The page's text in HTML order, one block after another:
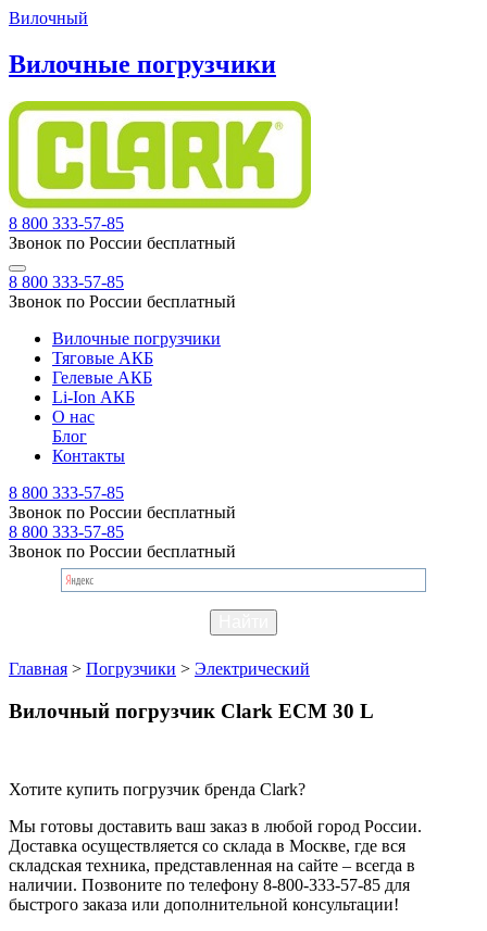
Вилочный
Вилочные погрузчики
8 800 333-57-85
Звонок по России бесплатный
8 800 333-57-85
Звонок по России бесплатный
Вилочные погрузчики
Тяговые АКБ
Гелевые АКБ
Li-Ion АКБ
О нас
Блог
Контакты
8 800 333-57-85
Звонок по России бесплатный
8 800 333-57-85
Звонок по России бесплатный
Главная > Погрузчики > Электрический
Вилочный погрузчик Clark ECM 30 L
Хотите купить погрузчик бренда Clark?
Мы готовы доставить ваш заказ в любой город России.
Доставка осуществляется со склада в Москве, где вся
складская техника, представленная на сайте – всегда в
наличии. Позвоните по телефону 8-800-333-57-85 для
быстрого заказа или дополнительной консультации!